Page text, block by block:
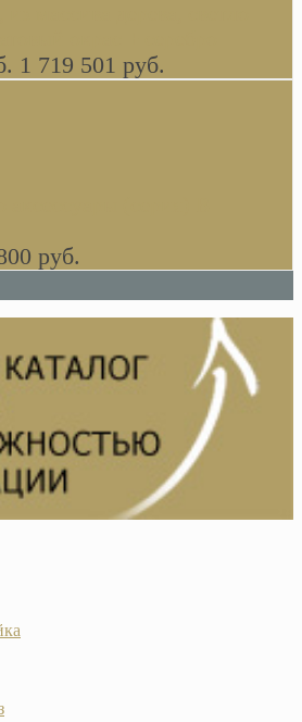
массива дерева, светло
окрас + серебро
1 719 501 руб.
(серия) В
руб.